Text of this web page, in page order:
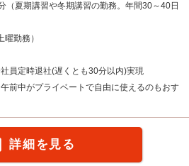
夏期講習や冬期講習の勤務。年間30～40日
勤務）
員定時退社(遅くとも30分以内)実現
前中がプライベートで自由に使えるのもおす
詳細を見る